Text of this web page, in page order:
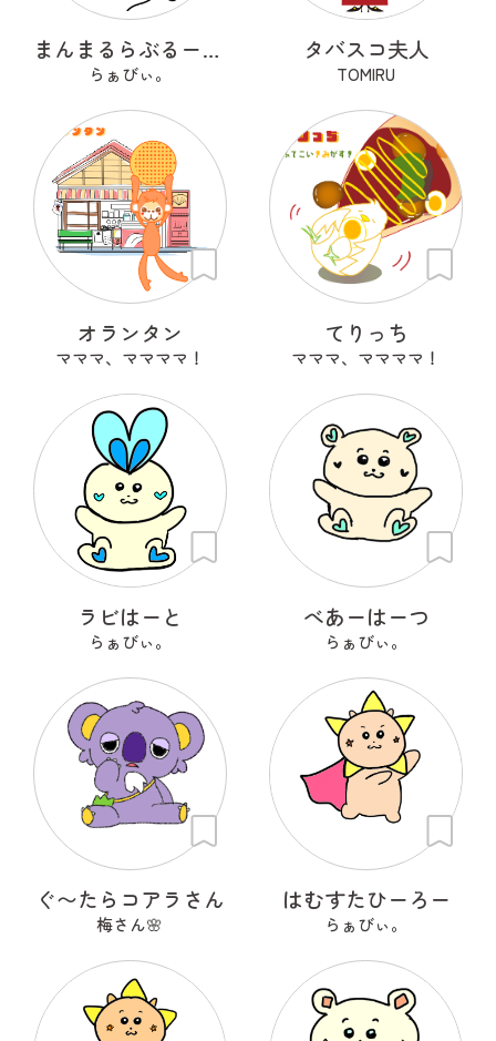
まんまるらぶるーん。
らぁびぃ。
タバスコ夫人
TOMIRU
オランタン
マママ、ママママ！
てりっち
マママ、ママママ！
ラビはーと
らぁびぃ。
べあーはーつ
らぁびぃ。
ぐ〜たらコアラさん
梅さん🌸
はむすたひーろー
らぁびぃ。